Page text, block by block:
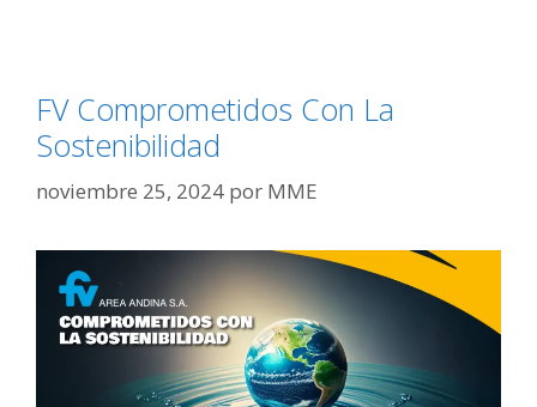
FV Comprometidos Con La
Sostenibilidad
noviembre 25, 2024 por MME